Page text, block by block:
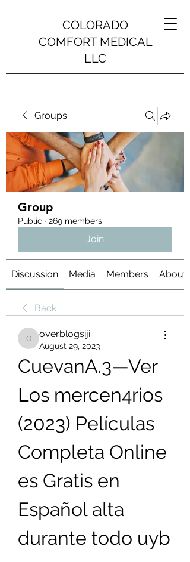
COLORADO
COMFORT MEDICAL
LLC
Groups
Group
Public · 269 members
Join
Discussion Media Members About
Back
overblogsiji
overblogsiji
August 29, 2023
CuevanA.3—Ver
Los mercen4rios
(2023) Películas
Completa Online
es Gratis en
Español alta
durante todo uyb